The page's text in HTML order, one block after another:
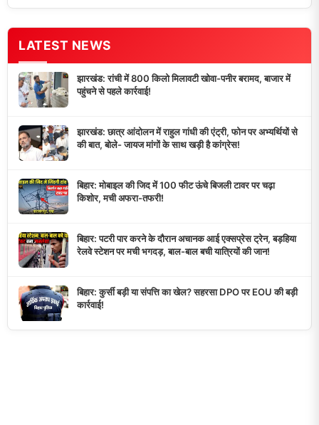
LATEST NEWS
झारखंड: रांची में 800 किलो मिलावटी खोवा-पनीर बरामद, बाजार में
पहुंचने से पहले कार्रवाई!
झारखंड: छात्र आंदोलन में राहुल गांधी की एंट्री, फोन पर अभ्यर्थियों से
की बात, बोले- जायज मांगों के साथ खड़ी है कांग्रेस!
बिहार: मोबाइल की जिद में 100 फीट ऊंचे बिजली टावर पर चढ़ा
किशोर, मची अफरा-तफरी!
बिहार: पटरी पार करने के दौरान अचानक आई एक्सप्रेस ट्रेन, बड़हिया
रेलवे स्टेशन पर मची भगदड़, बाल-बाल बची यात्रियों की जान!
बिहार: कुर्सी बड़ी या संपत्ति का खेल? सहरसा DPO पर EOU की बड़ी
कार्रवाई!